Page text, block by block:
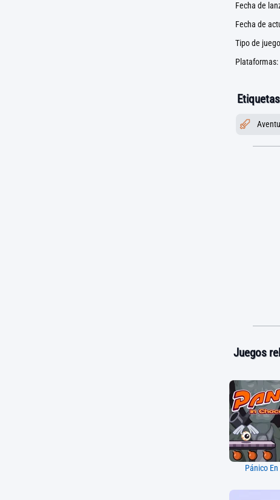
Fecha de
Fecha de
Tipo de
Plataformas:
Juegos
Pánico